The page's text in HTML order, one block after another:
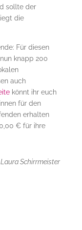
sollte der
die
Für diesen
knapp 200
auch
könnt ihr euch
für den
erhalten
€ für ihre
Schirrmeister